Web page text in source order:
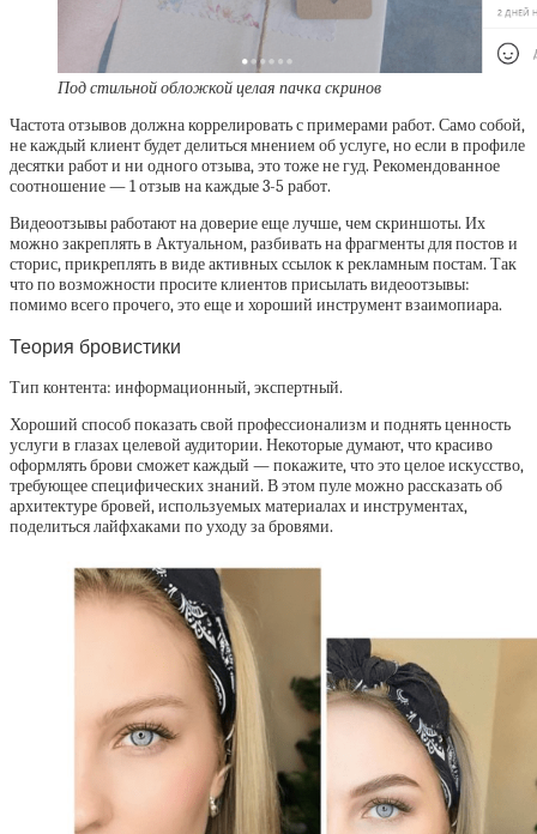
Под стильной обложкой целая пачка скринов
Частота отзывов должна коррелировать с примерами работ. Само собой,
не каждый клиент будет делиться мнением об услуге, но если в профиле
десятки работ и ни одного отзыва, это тоже не гуд. Рекомендованное
соотношение — 1 отзыв на каждые 3-5 работ.
Видеоотзывы работают на доверие еще лучше, чем скриншоты. Их
можно закреплять в Актуальном, разбивать на фрагменты для постов и
сторис, прикреплять в виде активных ссылок к рекламным постам. Так
что по возможности просите клиентов присылать видеоотзывы:
помимо всего прочего, это еще и хороший инструмент взаимопиара.
Теория бровистики
Тип контента: информационный, экспертный.
Хороший способ показать свой профессионализм и поднять ценность
услуги в глазах целевой аудитории. Некоторые думают, что красиво
оформлять брови сможет каждый — покажите, что это целое искусство,
требующее специфических знаний. В этом пуле можно рассказать об
архитектуре бровей, используемых материалах и инструментах,
поделиться лайфхаками по уходу за бровями.